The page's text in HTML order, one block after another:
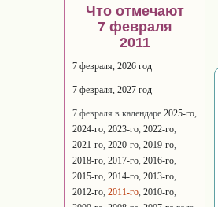
Что отмечают
7 февраля
2011
7 февраля, 2026 год
7 февраля, 2027 год
7 февраля в календаре 2025-го,
2024-го, 2023-го, 2022-го,
2021-го, 2020-го, 2019-го,
2018-го, 2017-го, 2016-го,
2015-го, 2014-го, 2013-го,
2012-го, 2011-го, 2010-го,